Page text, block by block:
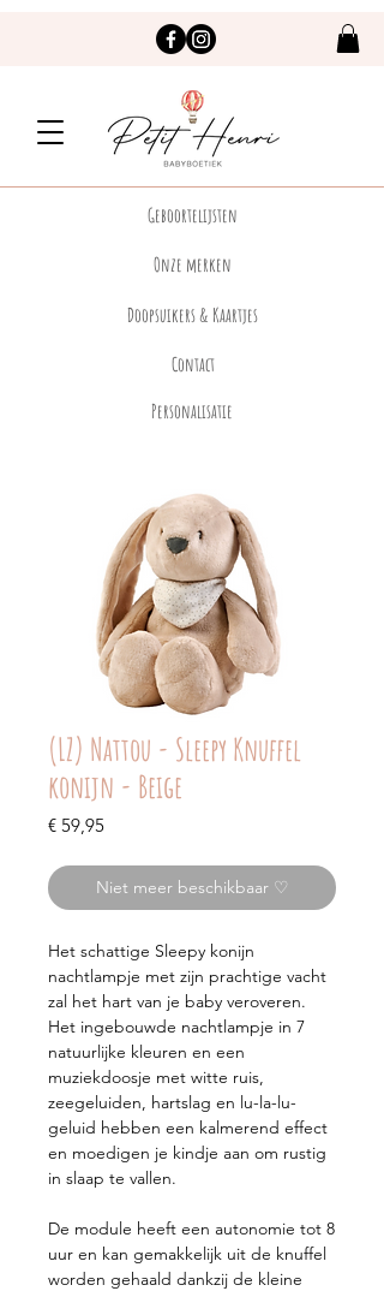
Geboortelijsten
Onze merken
Doopsuikers & Kaartjes
Contact
Personalisatie
(LZ) Nattou - Sleepy Knuffel
konijn - Beige
€ 59,95Prijs
Niet meer beschikbaar ♡
Het schattige Sleepy konijn
nachtlampje met zijn prachtige vacht
zal het hart van je baby veroveren.
Het ingebouwde nachtlampje in 7
natuurlijke kleuren en een
muziekdoosje met witte ruis,
zeegeluiden, hartslag en lu-la-lu-
geluid hebben een kalmerend effect
en moedigen je kindje aan om rustig
in slaap te vallen.
De module heeft een autonomie tot 8
uur en kan gemakkelijk uit de knuffel
worden gehaald dankzij de kleine